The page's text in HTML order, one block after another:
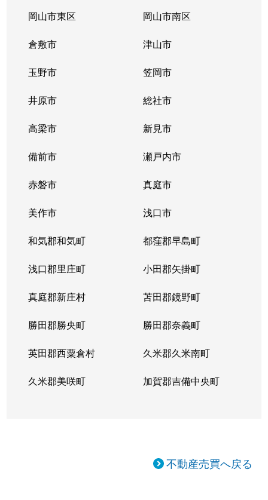
岡山市東区 岡山市南区
倉敷市 津山市
玉野市 笠岡市
井原市 総社市
高梁市 新見市
備前市 瀬戸内市
赤磐市 真庭市
美作市 浅口市
和気郡和気町 都窪郡早島町
浅口郡里庄町 小田郡矢掛町
真庭郡新庄村 苫田郡鏡野町
勝田郡勝央町 勝田郡奈義町
英田郡西粟倉村 久米郡久米南町
久米郡美咲町 加賀郡吉備中央町
不動産売買へ戻る